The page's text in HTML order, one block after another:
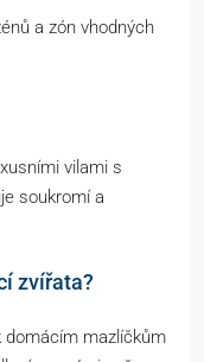
a zón vhodných
vilami s
soukromí a
zvířata?
domácím mazlíčkům